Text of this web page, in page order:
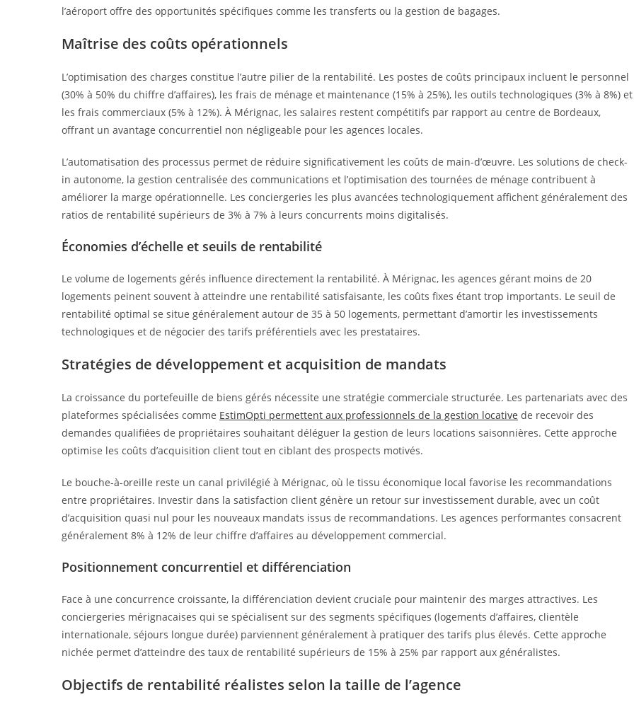
l’aéroport offre des opportunités spécifiques comme les transferts ou la gestion de bagages.
Maîtrise des coûts opérationnels
L’optimisation des charges constitue l’autre pilier de la rentabilité. Les postes de coûts principaux incluent le personnel
(30% à 50% du chiffre d’affaires), les frais de ménage et maintenance (15% à 25%), les outils technologiques (3% à 8%) et
les frais commerciaux (5% à 12%). À Mérignac, les salaires restent compétitifs par rapport au centre de Bordeaux,
offrant un avantage concurrentiel non négligeable pour les agences locales.
L’automatisation des processus permet de réduire significativement les coûts de main-d’œuvre. Les solutions de check-
in autonome, la gestion centralisée des communications et l’optimisation des tournées de ménage contribuent à
améliorer la marge opérationnelle. Les conciergeries les plus avancées technologiquement affichent généralement des
ratios de rentabilité supérieurs de 3% à 7% à leurs concurrents moins digitalisés.
Économies d’échelle et seuils de rentabilité
Le volume de logements gérés influence directement la rentabilité. À Mérignac, les agences gérant moins de 20
logements peinent souvent à atteindre une rentabilité satisfaisante, les coûts fixes étant trop importants. Le seuil de
rentabilité optimal se situe généralement autour de 35 à 50 logements, permettant d’amortir les investissements
technologiques et de négocier des tarifs préférentiels avec les prestataires.
Stratégies de développement et acquisition de mandats
La croissance du portefeuille de biens gérés nécessite une stratégie commerciale structurée. Les partenariats avec des
plateformes spécialisées comme EstimOpti permettent aux professionnels de la gestion locative de recevoir des
demandes qualifiées de propriétaires souhaitant déléguer la gestion de leurs locations saisonnières. Cette approche
optimise les coûts d’acquisition client tout en ciblant des prospects motivés.
Le bouche-à-oreille reste un canal privilégié à Mérignac, où le tissu économique local favorise les recommandations
entre propriétaires. Investir dans la satisfaction client génère un retour sur investissement durable, avec un coût
d’acquisition quasi nul pour les nouveaux mandats issus de recommandations. Les agences performantes consacrent
généralement 8% à 12% de leur chiffre d’affaires au développement commercial.
Positionnement concurrentiel et différenciation
Face à une concurrence croissante, la différenciation devient cruciale pour maintenir des marges attractives. Les
conciergeries mérignacaises qui se spécialisent sur des segments spécifiques (logements d’affaires, clientèle
internationale, séjours longue durée) parviennent généralement à pratiquer des tarifs plus élevés. Cette approche
nichée permet d’atteindre des taux de rentabilité supérieurs de 15% à 25% par rapport aux généralistes.
Objectifs de rentabilité réalistes selon la taille de l’agence